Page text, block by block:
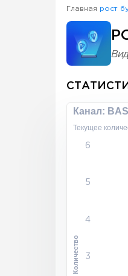
Главная рост
Канал:
Текущее
6
5
4
3
Количество